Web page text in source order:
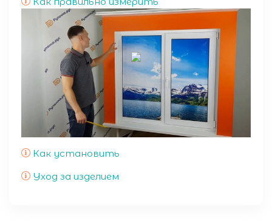
Как установить
Уход за изделием